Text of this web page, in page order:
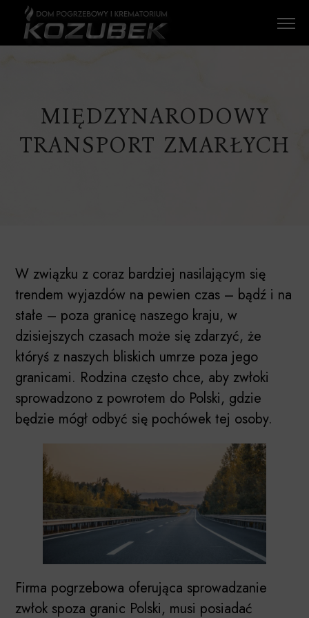
MIĘDZYNARODOWY
TRANSPORT ZMARŁYCH
W związku z coraz bardziej nasilającym się
trendem wyjazdów na pewien czas – bądź i na
stałe – poza granicę naszego kraju, w
dzisiejszych czasach może się zdarzyć, że
któryś z naszych bliskich umrze poza jego
granicami. Rodzina często chce, aby zwłoki
sprowadzono z powrotem do Polski, gdzie
będzie mógł odbyć się pochówek tej osoby.
Firma pogrzebowa oferująca sprowadzanie
zwłok spoza granic Polski, musi posiadać